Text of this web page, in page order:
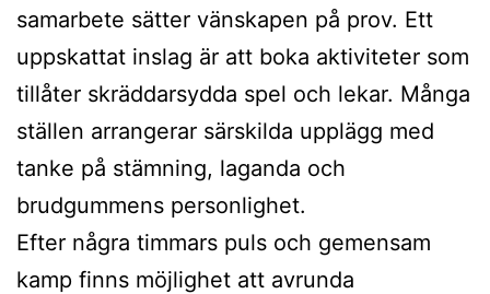
samarbete sätter vänskapen på prov. Ett
uppskattat inslag är att boka aktiviteter som
tillåter skräddarsydda spel och lekar. Många
ställen arrangerar särskilda upplägg med
tanke på stämning, laganda och
brudgummens personlighet.
Efter några timmars puls och gemensam
kamp finns möjlighet att avrunda